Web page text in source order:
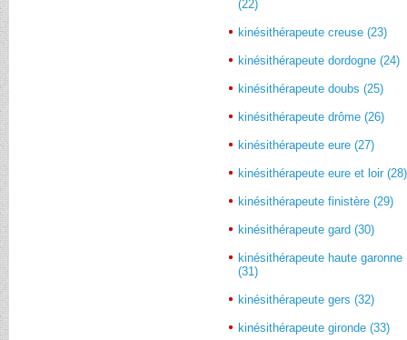
(22)
kinésithérapeute creuse (23)
kinésithérapeute dordogne (24)
kinésithérapeute doubs (25)
kinésithérapeute drôme (26)
kinésithérapeute eure (27)
kinésithérapeute eure et loir (28)
kinésithérapeute finistère (29)
kinésithérapeute gard (30)
kinésithérapeute haute garonne
(31)
kinésithérapeute gers (32)
kinésithérapeute gironde (33)